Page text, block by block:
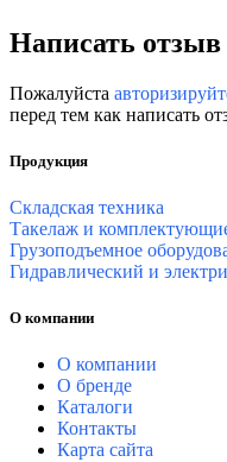
Написать отзыв
Пожалуйста
перед тем как написать
Продукция
Складская техника
Такелаж и
Грузоподъемное
Гидравлический и
О компании
О компании
О бренде
Каталоги
Контакты
Карта сайта